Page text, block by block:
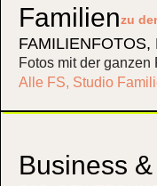
Familienzu
FAMILIENFOTOS,
Fotos mit der
Alle FS, Studio
Business